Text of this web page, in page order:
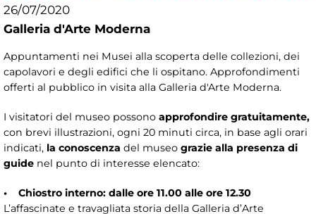
26/07/2020
Galleria d'Arte Moderna
Appuntamenti nei Musei alla scoperta delle collezioni, dei
capolavori e degli edifici che li ospitano. Approfondimenti
offerti al pubblico in visita alla Galleria d'Arte Moderna.
I visitatori del museo possono approfondire gratuitamente,
con brevi illustrazioni, ogni 20 minuti circa, in base agli orari
indicati, la conoscenza del museo grazie alla presenza di
guide nel punto di interesse elencato:
• Chiostro interno: dalle ore 11.00 alle ore 12.30
L’affascinate e travagliata storia della Galleria d’Arte